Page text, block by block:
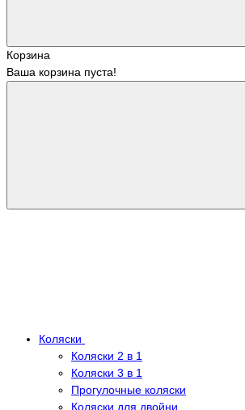
Корзина
Ваша корзина пуста!
Коляски
Коляски 2 в 1
Коляски 3 в 1
Прогулочные коляски
Коляски для двойни